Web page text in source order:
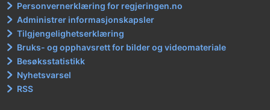
Personvernerklæring for regjeringen.no
Administrer informasjonskapsler
Tilgjengelighetserklæring
Bruks- og opphavsrett for bilder og videomateriale
Besøksstatistikk
Nyhetsvarsel
RSS